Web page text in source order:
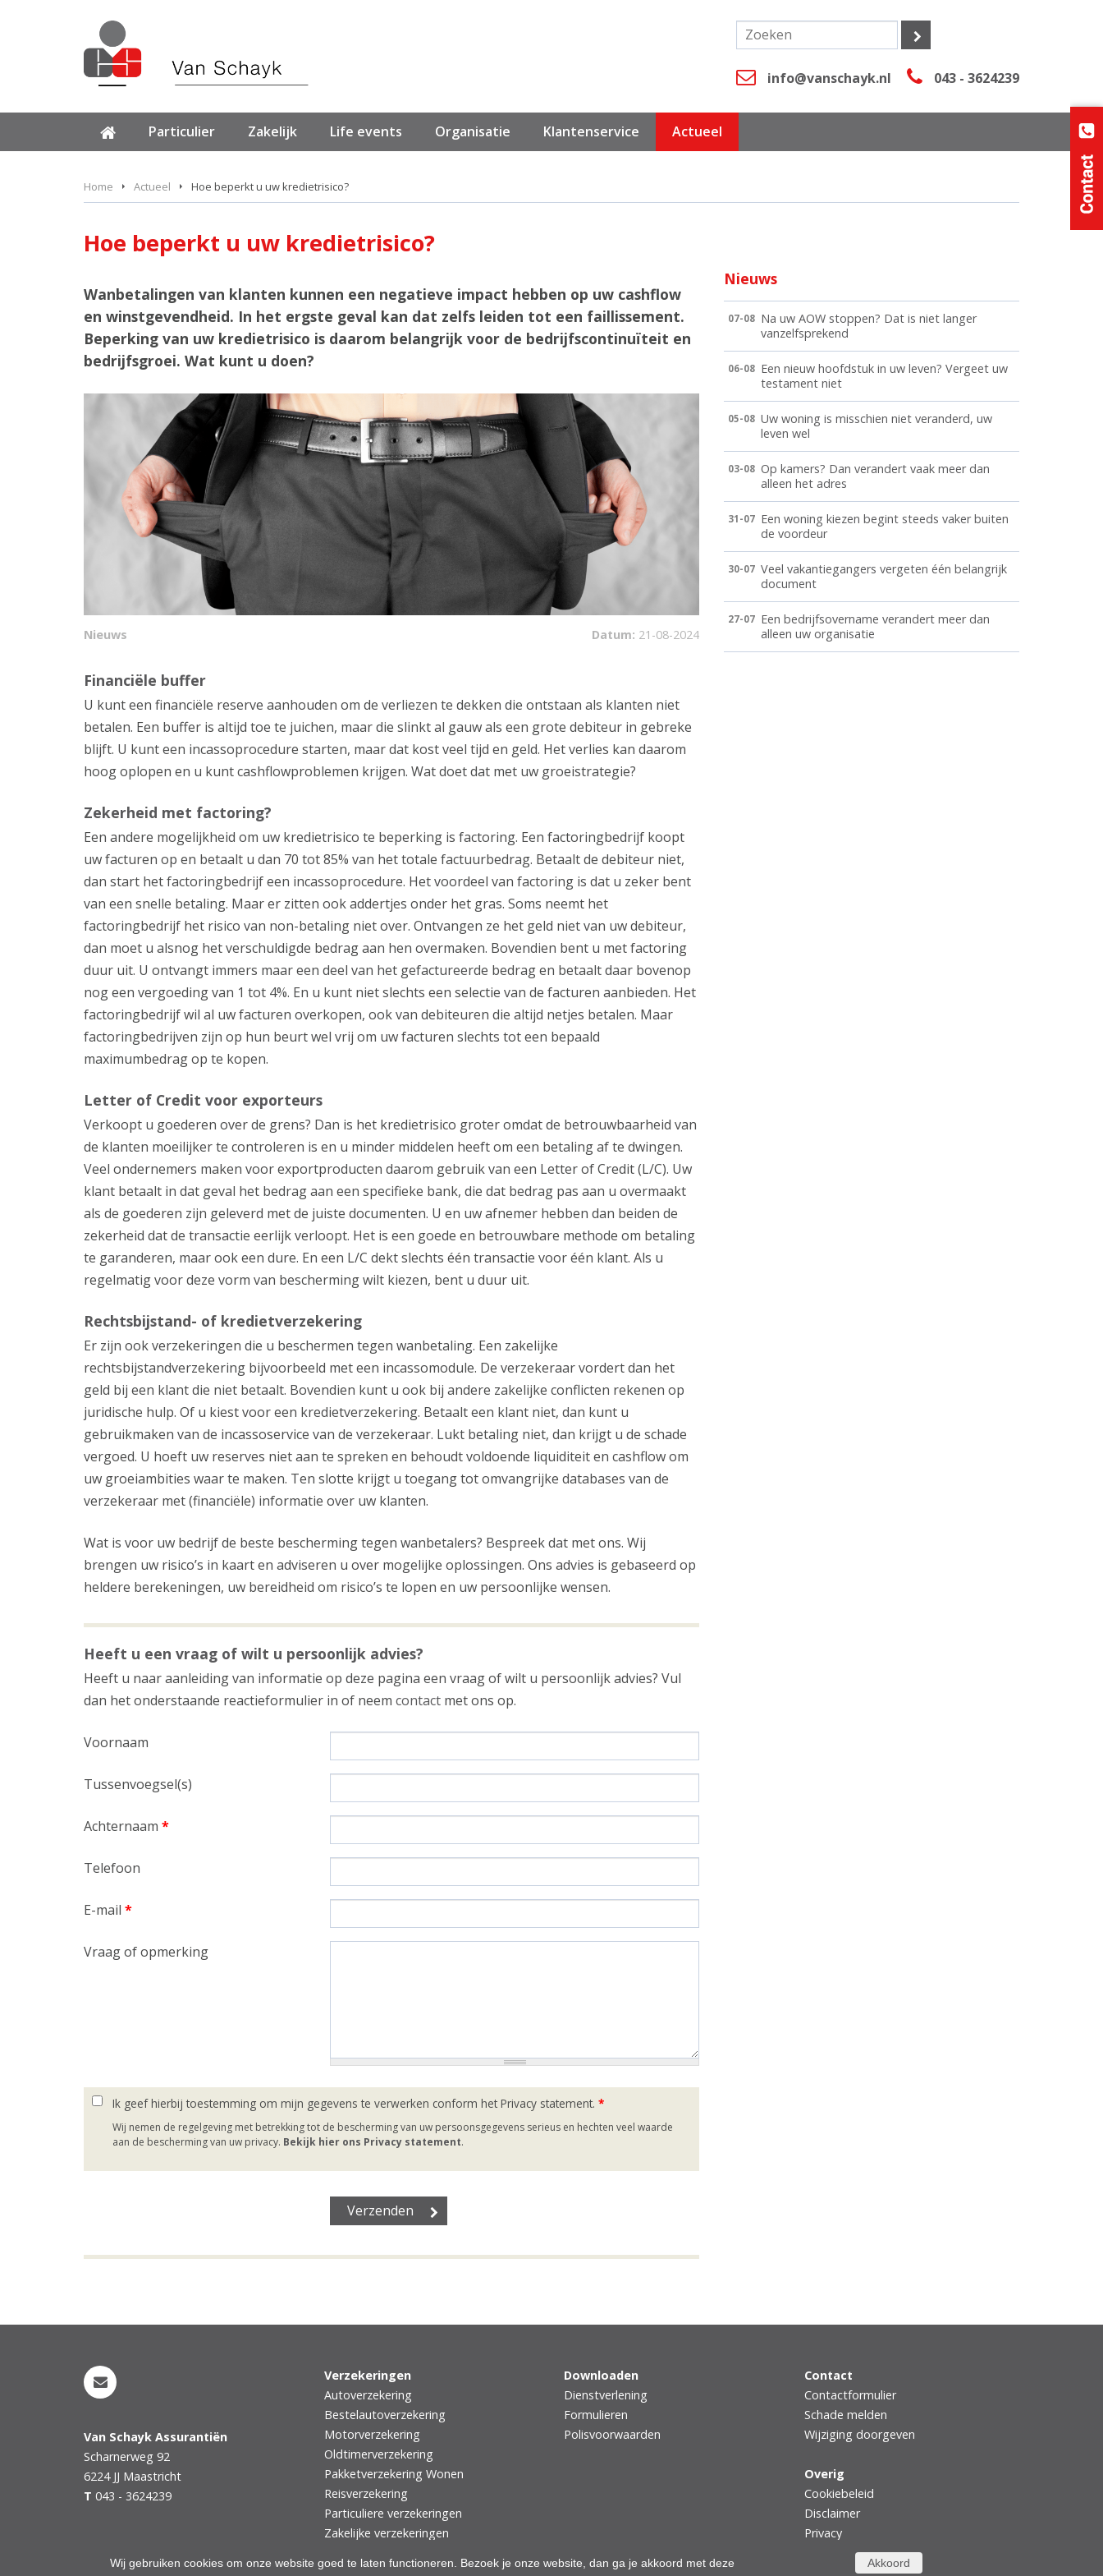
Wij gebruiken cookies om onze website goed te laten functioneren. Bezoek je onze website, dan ga je akkoord met deze Akkoord
info@vanschayk.nl 043 - 3624239
Particulier Zakelijk Life events Organisatie Klantenservice Actueel
Home Actueel Hoe beperkt u uw kredietrisico?
Hoe beperkt u uw kredietrisico?
Wanbetalingen van klanten kunnen een negatieve impact hebben op uw cashflow
en winstgevendheid. In het ergste geval kan dat zelfs leiden tot een faillissement.
Beperking van uw kredietrisico is daarom belangrijk voor de bedrijfscontinuïteit en
bedrijfsgroei. Wat kunt u doen?
Nieuws Datum: 21-08-2024
Financiële buffer
U kunt een financiële reserve aanhouden om de verliezen te dekken die ontstaan als klanten niet
betalen. Een buffer is altijd toe te juichen, maar die slinkt al gauw als een grote debiteur in gebreke
blijft. U kunt een incassoprocedure starten, maar dat kost veel tijd en geld. Het verlies kan daarom
hoog oplopen en u kunt cashflowproblemen krijgen. Wat doet dat met uw groeistrategie?
Zekerheid met factoring?
Een andere mogelijkheid om uw kredietrisico te beperking is factoring. Een factoringbedrijf koopt
uw facturen op en betaalt u dan 70 tot 85% van het totale factuurbedrag. Betaalt de debiteur niet,
dan start het factoringbedrijf een incassoprocedure. Het voordeel van factoring is dat u zeker bent
van een snelle betaling. Maar er zitten ook addertjes onder het gras. Soms neemt het
factoringbedrijf het risico van non-betaling niet over. Ontvangen ze het geld niet van uw debiteur,
dan moet u alsnog het verschuldigde bedrag aan hen overmaken. Bovendien bent u met factoring
duur uit. U ontvangt immers maar een deel van het gefactureerde bedrag en betaalt daar bovenop
nog een vergoeding van 1 tot 4%. En u kunt niet slechts een selectie van de facturen aanbieden. Het
factoringbedrijf wil al uw facturen overkopen, ook van debiteuren die altijd netjes betalen. Maar
factoringbedrijven zijn op hun beurt wel vrij om uw facturen slechts tot een bepaald
maximumbedrag op te kopen.
Letter of Credit voor exporteurs
Verkoopt u goederen over de grens? Dan is het kredietrisico groter omdat de betrouwbaarheid van
de klanten moeilijker te controleren is en u minder middelen heeft om een betaling af te dwingen.
Veel ondernemers maken voor exportproducten daarom gebruik van een Letter of Credit (L/C). Uw
klant betaalt in dat geval het bedrag aan een specifieke bank, die dat bedrag pas aan u overmaakt
als de goederen zijn geleverd met de juiste documenten. U en uw afnemer hebben dan beiden de
zekerheid dat de transactie eerlijk verloopt. Het is een goede en betrouwbare methode om betaling
te garanderen, maar ook een dure. En een L/C dekt slechts één transactie voor één klant. Als u
regelmatig voor deze vorm van bescherming wilt kiezen, bent u duur uit.
Rechtsbijstand- of kredietverzekering
Er zijn ook verzekeringen die u beschermen tegen wanbetaling. Een zakelijke
rechtsbijstandverzekering bijvoorbeeld met een incassomodule. De verzekeraar vordert dan het
geld bij een klant die niet betaalt. Bovendien kunt u ook bij andere zakelijke conflicten rekenen op
juridische hulp. Of u kiest voor een kredietverzekering. Betaalt een klant niet, dan kunt u
gebruikmaken van de incassoservice van de verzekeraar. Lukt betaling niet, dan krijgt u de schade
vergoed. U hoeft uw reserves niet aan te spreken en behoudt voldoende liquiditeit en cashflow om
uw groeiambities waar te maken. Ten slotte krijgt u toegang tot omvangrijke databases van de
verzekeraar met (financiële) informatie over uw klanten.
Wat is voor uw bedrijf de beste bescherming tegen wanbetalers? Bespreek dat met ons. Wij
brengen uw risico’s in kaart en adviseren u over mogelijke oplossingen. Ons advies is gebaseerd op
heldere berekeningen, uw bereidheid om risico’s te lopen en uw persoonlijke wensen.
Heeft u een vraag of wilt u persoonlijk advies?
Heeft u naar aanleiding van informatie op deze pagina een vraag of wilt u persoonlijk advies? Vul
dan het onderstaande reactieformulier in of neem contact met ons op.
Voornaam
Tussenvoegsel(s)
Achternaam *
Telefoon
E-mail *
Vraag of opmerking
Ik geef hierbij toestemming om mijn gegevens te verwerken conform het Privacy statement. *
Wij nemen de regelgeving met betrekking tot de bescherming van uw persoonsgegevens serieus en hechten veel waarde
aan de bescherming van uw privacy. Bekijk hier ons Privacy statement.
Nieuws
07-08 Na uw AOW stoppen? Dat is niet langer
vanzelfsprekend
06-08 Een nieuw hoofdstuk in uw leven? Vergeet uw
testament niet
05-08 Uw woning is misschien niet veranderd, uw
leven wel
03-08 Op kamers? Dan verandert vaak meer dan
alleen het adres
31-07 Een woning kiezen begint steeds vaker buiten
de voordeur
30-07 Veel vakantiegangers vergeten één belangrijk
document
27-07 Een bedrijfsovername verandert meer dan
alleen uw organisatie
Van Schayk Assurantiën
Scharnerweg 92
6224 JJ Maastricht
T 043 - 3624239
Verzekeringen
Autoverzekering
Bestelautoverzekering
Motorverzekering
Oldtimerverzekering
Pakketverzekering Wonen
Reisverzekering
Particuliere verzekeringen
Zakelijke verzekeringen
Downloaden
Dienstverlening
Formulieren
Polisvoorwaarden
Contact
Contactformulier
Schade melden
Wijziging doorgeven
Overig
Cookiebeleid
Disclaimer
Privacy